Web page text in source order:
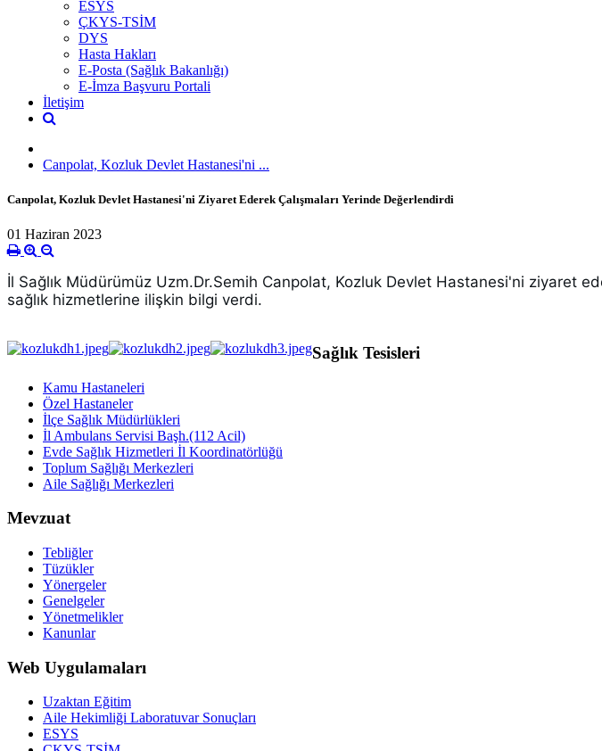
ESYS
ÇKYS-TSİM
DYS
Hasta Hakları
E-Posta (Sağlık Bakanlığı)
E-İmza Başvuru Portali
İletişim
Canpolat, Kozluk Devlet Hastanesi'ni ...
Canpolat, Kozluk Devlet Hastanesi'ni Ziyaret Ederek Çalışmaları Yerinde Değerlendirdi
01 Haziran 2023
İl Sağlık Müdürümüz Uzm.Dr.Semih Canpolat, Kozluk Devlet Hastanesi'ni ziyaret
sağlık hizmetlerine ilişkin bilgi verdi.
Sağlık Tesisleri
Kamu Hastaneleri
Özel Hastaneler
İlçe Sağlık Müdürlükleri
İl Ambulans Servisi Başh.(112 Acil)
Evde Sağlık Hizmetleri İl Koordinatörlüğü
Toplum Sağlığı Merkezleri
Aile Sağlığı Merkezleri
Mevzuat
Tebliğler
Tüzükler
Yönergeler
Genelgeler
Yönetmelikler
Kanunlar
Web Uygulamaları
Uzaktan Eğitim
Aile Hekimliği Laboratuvar Sonuçları
ESYS